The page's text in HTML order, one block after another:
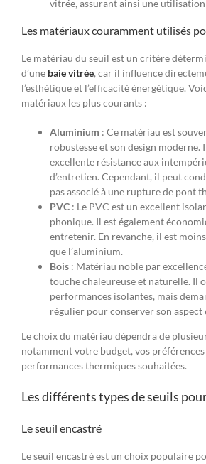
vitrée, assurant ainsi une utilisation
Les matériaux couramment utilisés
Le matériau du seuil est un critère
d’une baie vitrée, car il influence
l’esthétique et l’efficacité énergétique.
matériaux les plus courants :
Aluminium : Ce matériau est
robustesse et son design moderne.
excellente résistance aux
d’entretien. Cependant, il peut
pas associé à une rupture de pont
PVC : Le PVC est un excellent
phonique. Il est également
entretenir. En revanche, il est
que l’aluminium.
Bois : Matériau noble par
touche chaleureuse et naturelle. Il
performances isolantes, mais
régulier pour conserver son aspect
Le choix du matériau dépendra de
notamment votre budget, vos
performances thermiques souhaitées.
Les différents types de seuils
Le seuil encastré
Le seuil encastré est un choix populaire